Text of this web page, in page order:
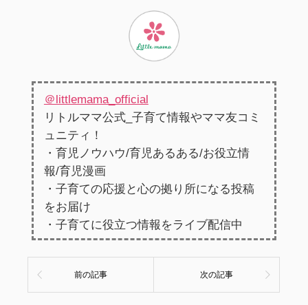
＠littlemama_official
リトルママ公式_子育て情報やママ友コミ
ュニティ！
・育児ノウハウ/育児あるある/お役立情
報/育児漫画
・子育ての応援と心の拠り所になる投稿
をお届け
・子育てに役立つ情報をライブ配信中
前の記事 次の記事